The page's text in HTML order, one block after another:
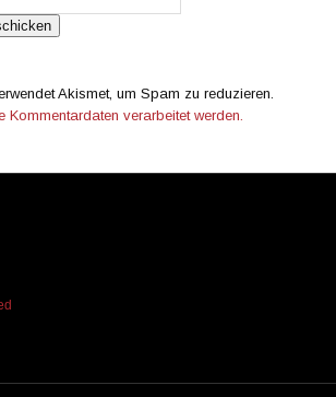
Akismet, um Spam zu reduzieren.
Kommentardaten verarbeitet werden.